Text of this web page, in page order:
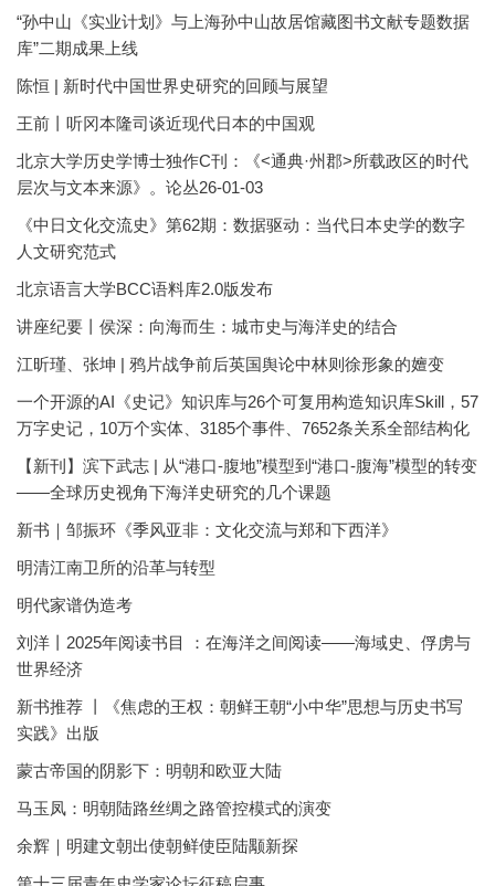
“孙中山《实业计划》与上海孙中山故居馆藏图书文献专题数据
库”二期成果上线
陈恒 | 新时代中国世界史研究的回顾与展望
王前丨听冈本隆司谈近现代日本的中国观
北京大学历史学博士独作C刊：《<通典·州郡>所载政区的时代
层次与文本来源》。论丛26-01-03
《中日文化交流史》第62期：数据驱动：当代日本史学的数字
人文研究范式
北京语言大学BCC语料库2.0版发布
讲座纪要丨侯深：向海而生：城市史与海洋史的结合
江昕瑾、张坤 | 鸦片战争前后英国舆论中林则徐形象的嬗变
一个开源的AI《史记》知识库与26个可复用构造知识库Skill，57
万字史记，10万个实体、3185个事件、7652条关系全部结构化
【新刊】滨下武志 | 从“港口-腹地”模型到“港口-腹海”模型的转变
——全球历史视角下海洋史研究的几个课题
新书｜邹振环《季风亚非：文化交流与郑和下西洋》
明清江南卫所的沿革与转型
明代家谱伪造考
刘洋丨2025年阅读书目 ：在海洋之间阅读——海域史、俘虏与
世界经济
新书推荐 丨《焦虑的王权：朝鲜王朝“小中华”思想与历史书写
实践》出版
蒙古帝国的阴影下：明朝和欧亚大陆
马玉凤：明朝陆路丝绸之路管控模式的演变
余辉｜明建文朝出使朝鲜使臣陆颙新探